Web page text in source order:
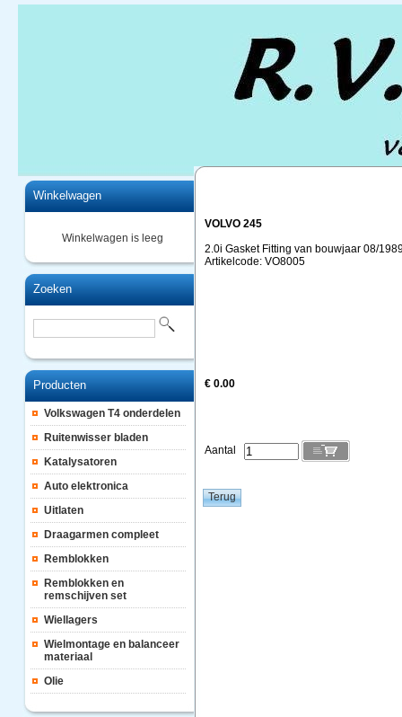
Winkelwagen
Winkelwagen is leeg
Zoeken
Producten
Volkswagen T4 onderdelen
Ruitenwisser bladen
Katalysatoren
Auto elektronica
Uitlaten
Draagarmen compleet
Remblokken
Remblokken en
remschijven set
Wiellagers
Wielmontage en balanceer
materiaal
Olie
VOLVO 245
2.0i Gasket Fitting van bouwjaar 08/
Artikelcode: VO8005
€ 0.00
Aantal